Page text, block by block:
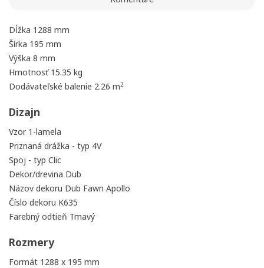
Dĺžka 1288 mm
Šírka 195 mm
Výška 8 mm
Hmotnosť 15.35 kg
Dodávateľské balenie 2.26 m2
Dizajn
Vzor 1-lamela
Priznaná drážka - typ 4V
Spoj - typ Clic
Dekor/drevina Dub
Názov dekoru Dub Fawn Apollo
Číslo dekoru K635
Farebný odtieň Tmavý
Rozmery
Formát 1288 x 195 mm